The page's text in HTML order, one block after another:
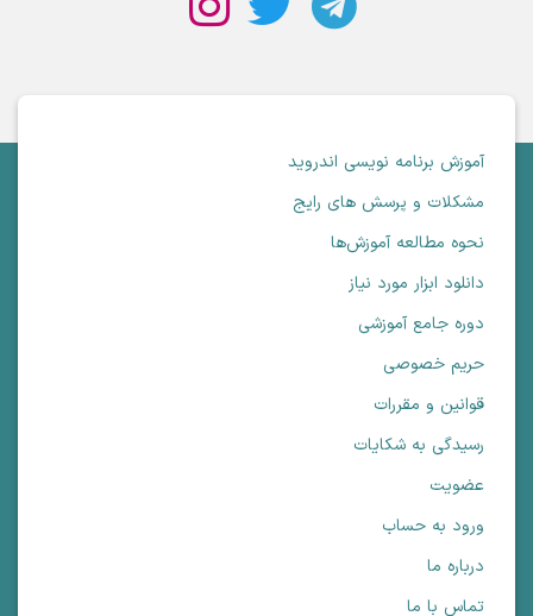
آموزش برنامه نویسی اندروید
مشکلات و پرسش های رایج
نحوه مطالعه آموزش‌ها
دانلود ابزار مورد نیاز
دوره جامع آموزشی
حریم خصوصی
قوانین و مقررات
رسیدگی به شکایات
عضویت
ورود به حساب
درباره ما
تماس با ما